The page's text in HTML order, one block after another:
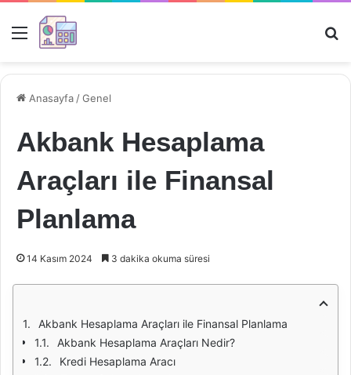
Menü
Anasayfa /Genel
Akbank Hesaplama
Araçları ile Finansal
Planlama
14 Kasım 2024 3 dakika okuma süresi
Akbank Hesaplama Araçları ile Finansal Planlama
Akbank Hesaplama Araçları Nedir?
Kredi Hesaplama Aracı